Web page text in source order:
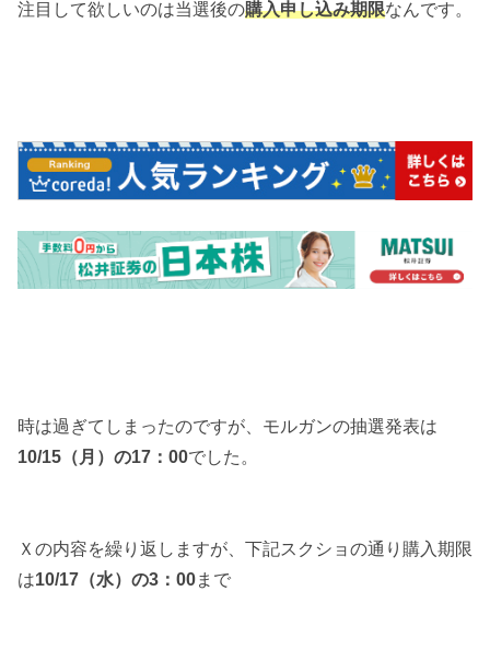
注目して欲しいのは当選後の購入申し込み期限なんです。
時は過ぎてしまったのですが、モルガンの抽選発表は
10/15（月）の17：00でした。
Ｘの内容を繰り返しますが、下記スクショの通り購入期限
は10/17（水）の3：00まで